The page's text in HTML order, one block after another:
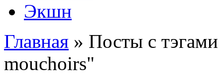
Экшн
Главная » Посты с
mouchoirs"